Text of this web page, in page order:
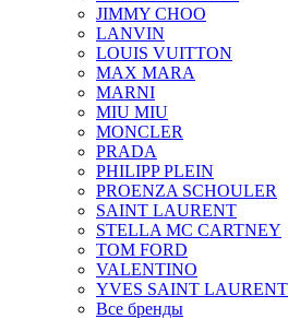
JIMMY CHOO
LANVIN
LOUIS VUITTON
MAX MARA
MARNI
MIU MIU
MONCLER
PRADA
PHILIPP PLEIN
PROENZA SCHOULER
SAINT LAURENT
STELLA MC CARTNEY
TOM FORD
VALENTINO
YVES SAINT LAURENT
Все бренды